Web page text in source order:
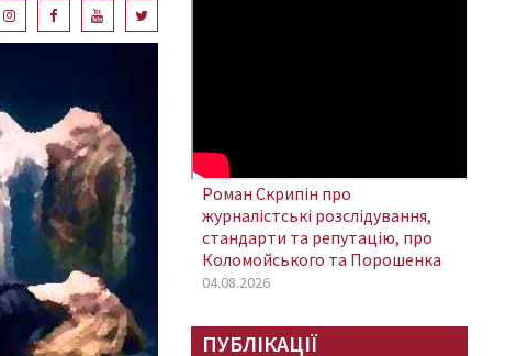
Роман Скрипін про
журналістські розслідування,
стандарти та репутацію, про
Коломойського та Порошенка
04.08.2026
ПУБЛІКАЦІЇ